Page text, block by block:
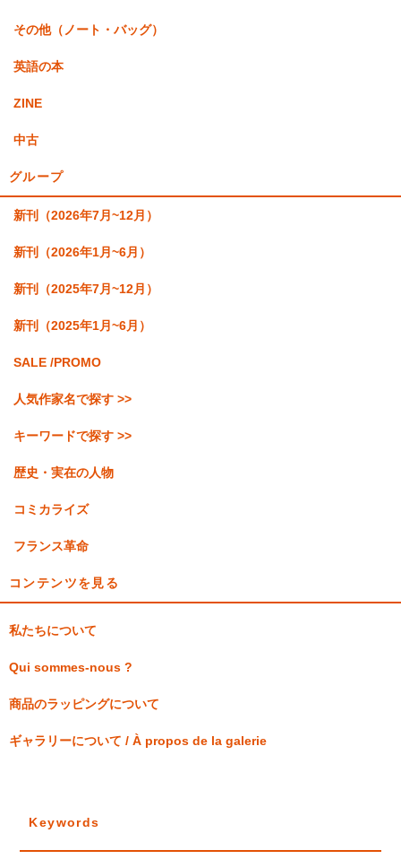
その他（ノート・バッグ）
英語の本
ZINE
中古
グループ
新刊（2026年7月~12月）
新刊（2026年1月~6月）
新刊（2025年7月~12月）
新刊（2025年1月~6月）
SALE /PROMO
人気作家名で探す >>
キーワードで探す >>
歴史・実在の人物
コミカライズ
フランス革命
コンテンツを見る
私たちについて
Qui sommes-nous ?
商品のラッピングについて
ギャラリーについて / À propos de la galerie
Keywords